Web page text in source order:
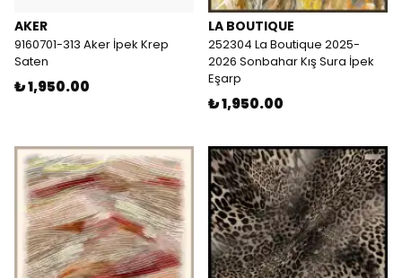
AKER
9160701-313 Aker İpek Krep
Saten
₺ 1,950.00
LA BOUTIQUE
252304 La Boutique 2025-
2026 Sonbahar Kış Sura İpek
Eşarp
₺ 1,950.00